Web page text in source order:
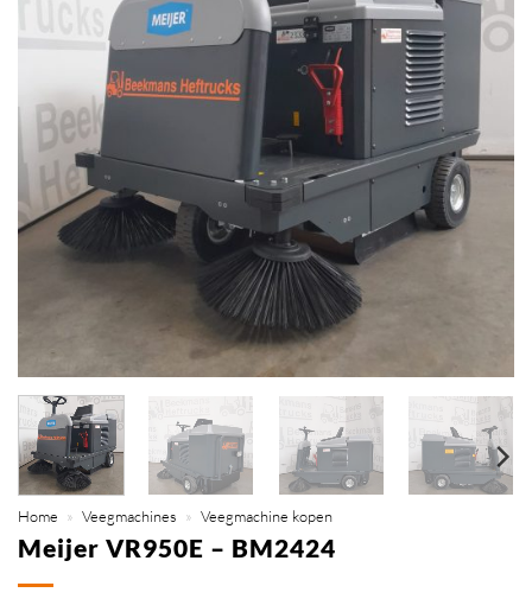
Home » Veegmachines » Veegmachine kopen
Meijer VR950E – BM2424